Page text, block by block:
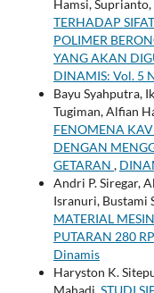
Hamsi, Suprianto,
TERHADAP
POLIMER
YANG AKAN
DINAMIS: Vol. 5
Bayu Syahputra,
Tugiman, Alfian
FENOMENA
DENGAN
GETARAN ,
Andri P. Siregar,
Isranuri, Bustami
MATERIAL
PUTARAN 280
Dinamis
Haryston K.
Mahadi,STUDI